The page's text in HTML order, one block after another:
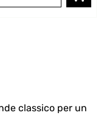
classico per un